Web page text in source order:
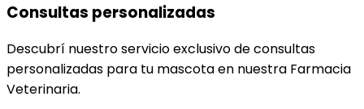
Consultas personalizadas
Descubrí nuestro servicio exclusivo de consultas
personalizadas para tu mascota en nuestra Farmacia
Veterinaria.